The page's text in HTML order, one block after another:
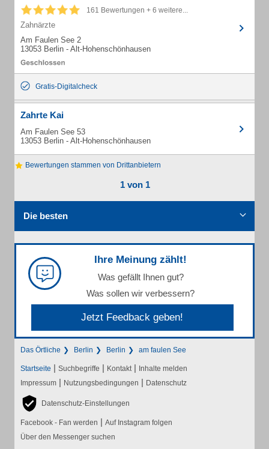
161 Bewertungen + 6 weitere...
Zahnärzte
Am Faulen See 2
13053 Berlin - Alt-Hohenschönhausen
Gratis-Digitalcheck
Zahrte Kai
Am Faulen See 53
13053 Berlin - Alt-Hohenschönhausen
Bewertungen stammen von Drittanbietern
1 von 1
Die besten
Ihre Meinung zählt!
Was gefällt Ihnen gut?
Was sollen wir verbessern?
Jetzt Feedback geben!
Das Örtliche Berlin Berlin am faulen See
Startseite | Suchbegriffe | Kontakt | Inhalte melden
Impressum | Nutzungsbedingungen | Datenschutz
Datenschutz-Einstellungen
Facebook - Fan werden | Auf Instagram folgen
Über den Messenger suchen